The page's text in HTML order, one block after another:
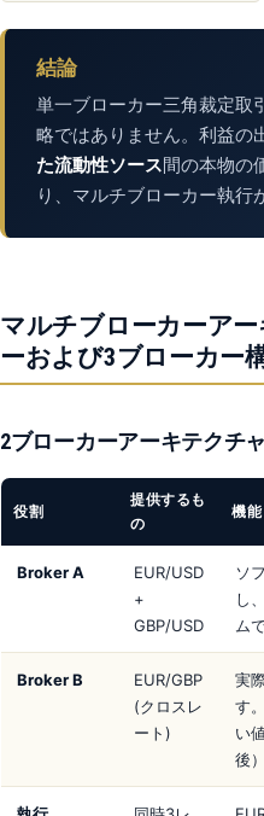
結論
単一ブローカー三角裁定取
略ではありません。利益の
た流動性ソース間の本物の
り、マルチブローカー執行
マルチブローカーア
ーおよび3ブローカー
2ブローカーアーキテクチャ
役割
提供するも
の
機能
Broker A
EUR/USD
+
GBP/USD
ソ
し
ム
Broker B
EUR/GBP
(クロスレ
ート)
実
す
い
後